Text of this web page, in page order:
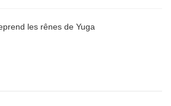
les rênes de Yuga